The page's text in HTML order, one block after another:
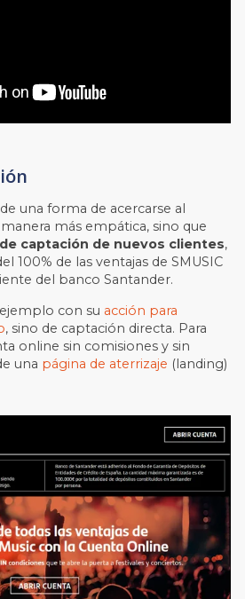
una forma de acercarse al
más empática, sino que
captación de nuevos clientes,
100% de las ventajas de SMUSIC
del banco Santander.
con su acción para
, sino de captación directa. Para
online sin comisiones y sin
una página de aterrizaje (landing)